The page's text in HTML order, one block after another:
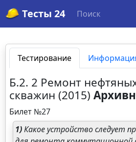
Тесты 24 Поиск
Тестирование
Б.2. 2 Ремонт
скважин (2015)
Билет №27
1)Какое устройство следует